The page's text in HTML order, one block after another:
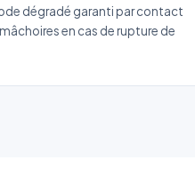
dégradé garanti par contact
en cas de rupture de